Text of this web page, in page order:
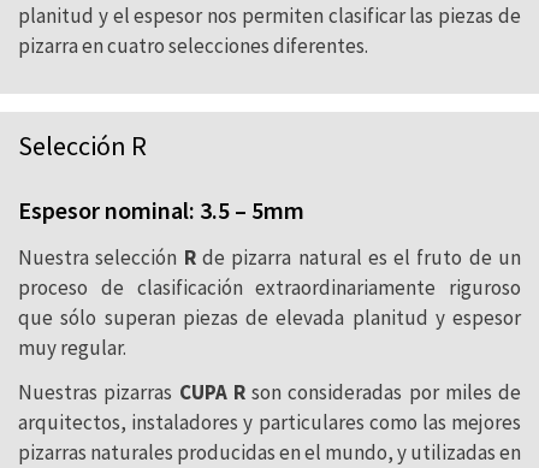
planitud y el espesor nos permiten clasificar las piezas de
pizarra en cuatro selecciones diferentes.
Selección R
Espesor nominal: 3.5 – 5mm
Nuestra selección Rde pizarra natural es el fruto de un
proceso de clasificación extraordinariamente riguroso
que sólo superan piezas de elevada planitud y espesor
muy regular.
Nuestras pizarras CUPA Rson consideradas por miles de
arquitectos, instaladores y particulares como las mejores
pizarras naturales producidas en el mundo, y utilizadas en